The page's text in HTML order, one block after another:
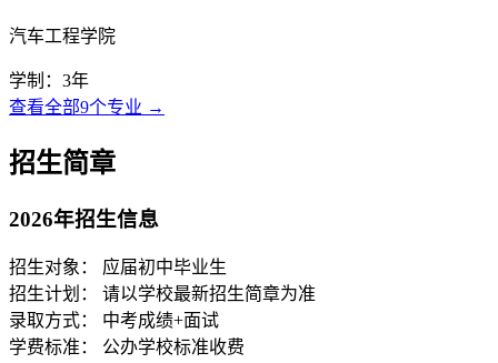
汽车工程学院
学制：3年
查看全部9个专业 →
招生简章
2026年招生信息
招生对象：
应届初中毕业生
招生计划：
请以学校最新招生简章为准
录取方式：
中考成绩+面试
学费标准：
公办学校标准收费